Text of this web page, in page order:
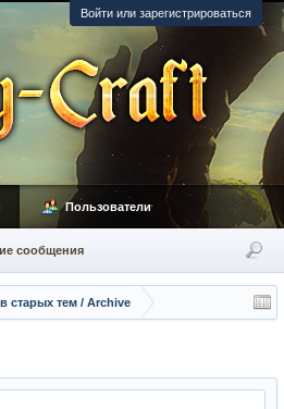
Войти или зарегистрироваться
старых тем / Archive
сообщения
Пользователи